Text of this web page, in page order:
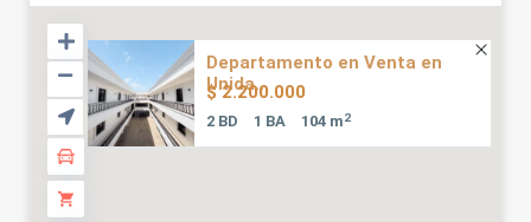
Departamento en Venta en
Unida...
$ 2.200.000
2 BD 1 BA 104 m2